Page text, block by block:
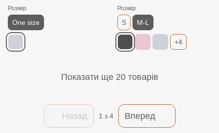
Розмір
One size
Розмір
S M-L
+4
Показати ще 20 товарів
Назад 1 з 4 Вперед